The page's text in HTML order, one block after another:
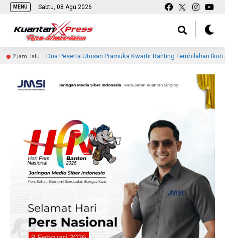
MENU Sabtu, 08 Agu 2026
Dua Peserta Utusan Pramuka Kwartir Ranting Tembilahan Ikuti Jambore